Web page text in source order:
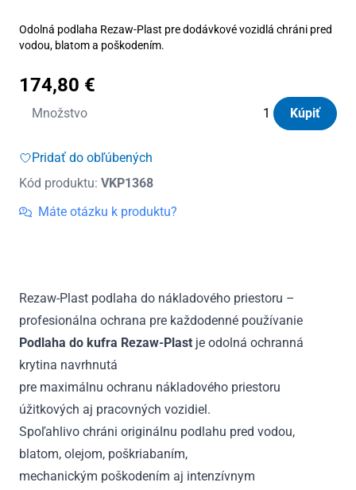
Odolná podlaha Rezaw-Plast pre dodávkové vozidlá chráni pred
vodou, blatom a poškodením.
174,80 €
Množstvo
množstvo
do
Renault
Master
2024
Kúpiť
Pridať do obľúbených
Kód produktu: VKP1368
Máte otázku k produktu?
Rezaw-Plast podlaha do nákladového priestoru –
profesionálna ochrana pre každodenné používanie
Podlaha do kufra Rezaw-Plast je odolná ochranná
krytina navrhnutá
pre maximálnu ochranu nákladového priestoru
úžitkových aj pracovných vozidiel.
Spoľahlivo chráni originálnu podlahu pred vodou,
blatom, olejom, poškriabaním,
mechanickým poškodením aj intenzívnym